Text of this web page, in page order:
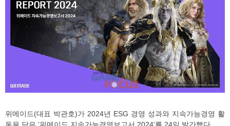
위메이드(대표 박관호)가 2024년 ESG 경영 성과와 지속가능경영 활